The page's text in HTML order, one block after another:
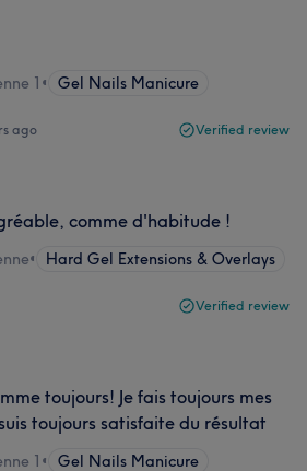
1 • Gel Nails Manicure
ago Verified review
comme d'habitude !
• Hard Gel Extensions & Overlays
Verified review
toujours! Je fais toujours mes
toujours satisfaite du résultat
1 • Gel Nails Manicure